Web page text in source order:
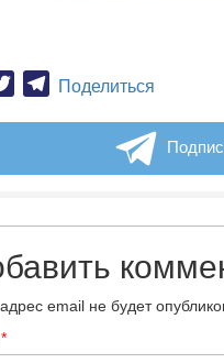
TwitterTelegram
Поделиться
email не будет
*